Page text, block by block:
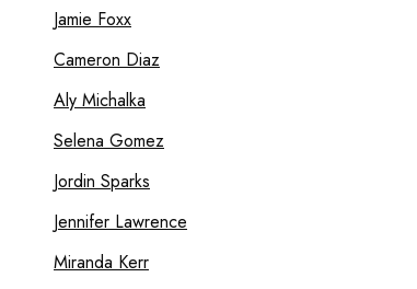
Jamie Foxx
Cameron Diaz
Aly Michalka
Selena Gomez
Jordin Sparks
Jennifer Lawrence
Miranda Kerr